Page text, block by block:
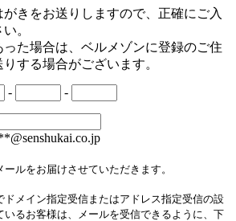
がきをお送りしますので、正確にご入
。
った場合は、ベルメゾンに登録のご住
りする場合がございます。
- -
ールをお届けさせていただきます。
ドメイン指定受信またはアドレス指定受信の設
いるお客様は、メールを受信できるように、下